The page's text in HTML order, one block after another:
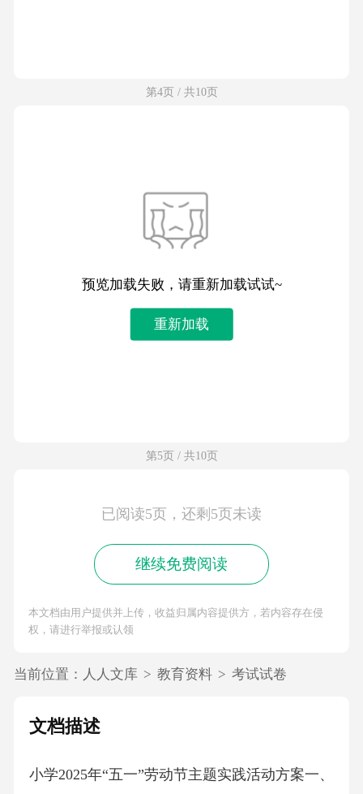
第4页 / 共10页
预览加载失败，请重新加载试试~
重新加载
第5页 / 共10页
已阅读5页，还剩5页未读
继续免费阅读
本文档由用户提供并上传，收益归属内容提供方，若内容存在侵
权，请进行举报或认领
当前位置： 人人文库 > 教育资料 > 考试试卷
文档描述
小学2025年“五一”劳动节主题实践活动方案一、